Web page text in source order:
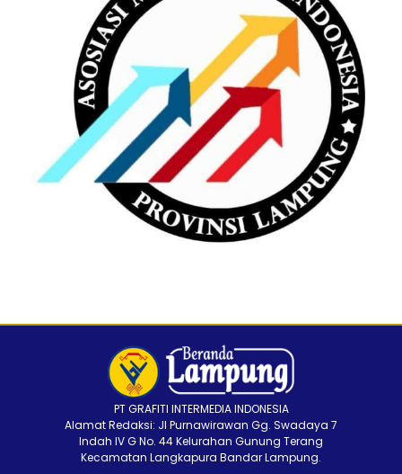
PT GRAFITI INTERMEDIA INDONESIA
Alamat Redaksi: Jl Purnawirawan Gg. Swadaya 7
Indah IV G No. 44 Kelurahan Gunung Terang
Kecamatan Langkapura Bandar Lampung.